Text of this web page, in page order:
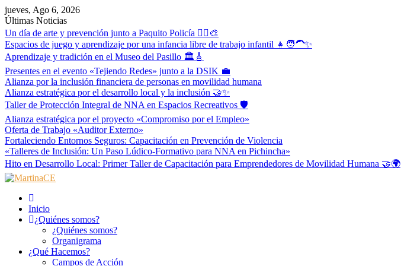
Skip
to
content
jueves, Ago 6, 2026
Últimas Noticias
Un día de arte y prevención junto a Paquito Policía 👮‍♂️🎨
Espacios de juego y aprendizaje por una infancia libre de trabajo infantil 👧🧑‍🦱✨
Aprendizaje y tradición en el Museo del Pasillo 🏛️🎸
Presentes en el evento «Tejiendo Redes» junto a la DSIK 💼
Alianza por la inclusión financiera de personas en movilidad humana
Alianza estratégica por el desarrollo local y la inclusión 🤝✨
Taller de Protección Integral de NNA en Espacios Recreativos 🛡️
Alianza estratégica por el proyecto «Compromiso por el Empleo»
Oferta de Trabajo «Auditor Externo»
Fortaleciendo Entornos Seguros: Capacitación en Prevención de Violencia
«Talleres de Inclusión: Un Paso Lúdico-Formativo para NNA en Pichincha»
Hito en Desarrollo Local: Primer Taller de Capacitación para Emprendedores de Movilidad Humana 🤝🌍
MartinaCE
Martina Construyendo Esperanza
Inicio
¿Quiénes somos?
¿Quiénes somos?
Organigrama
¿Qué Hacemos?
Campos de Acción